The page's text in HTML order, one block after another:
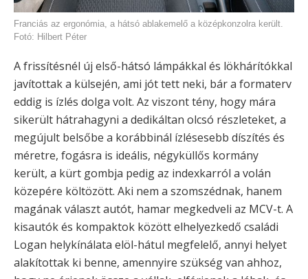
Franciás az ergonómia, a hátsó ablakemelő a középkonzolra került.
Fotó: Hilbert Péter
A frissítésnél új első-hátsó lámpákkal és lökhárítókkal
javítottak a külsején, ami jót tett neki, bár a formaterv
eddig is ízlés dolga volt. Az viszont tény, hogy mára
sikerült hátrahagyni a dedikáltan olcsó részleteket, a
megújult belsőbe a korábbinál ízlésesebb díszítés és
méretre, fogásra is ideális, négyküllős kormány
került, a kürt gombja pedig az indexkarról a volán
közepére költözött. Aki nem a szomszédnak, hanem
magának választ autót, hamar megkedveli az MCV-t. A
kisautók és kompaktok között elhelyezkedő családi
Logan helykínálata elöl-hátul megfelelő, annyi helyet
alakítottak ki benne, amennyire szükség van ahhoz,